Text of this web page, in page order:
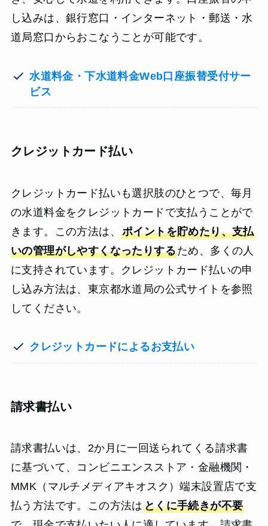
し込みは、銀行窓口・インターネット・郵送・水
道局窓口からおこなうことが可能です。
水道料金・下水道料金Web口座振替受付サー
ビス
クレジットカード払い
クレジットカード払いも選択肢のひとつで、毎月
の水道料金をクレジットカードで支払うことがで
きます。この方法は、 ポイントを貯めたり、支払
いの管理がしやすくなったりするため、多くの人
に支持されています。クレジットカード払いの申
し込み方法は、東京都水道局の公式サイトを参照
してください。
クレジットカードによるお支払い
請求書払い
請求書払いは、2か月に一回送られてくる請求書
に基づいて、コンビニエンスストア・金融機関・
MMK（マルチメディアキオスク）端末設置店で支
払う方法です。この方法はとくに手続きが不要